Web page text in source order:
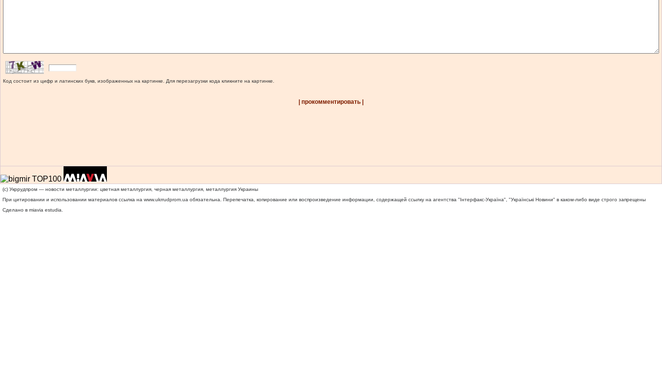
Код состоит из цифр и латинских букв, изображенных на картинке. Для перезагрузки кода кликните на картинке.
| прокомментировать |
(c) Укррудпром — новости металлургии: цветная металлургия, черная металлургия, металлургия Украины
При цитировании и использовании материалов ссылка на www.ukrrudprom.ua обязательна. Перепечатка, копирование или воспроизведение информации, содержащей ссылку на агентства "Iнтерфакс-Україна", "Українськi Новини" в каком-либо виде строго запрещены
Сделано в miavia estudia.